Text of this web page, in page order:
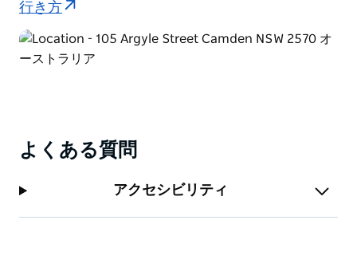
行き方
よくある質問
アクセシビリティ